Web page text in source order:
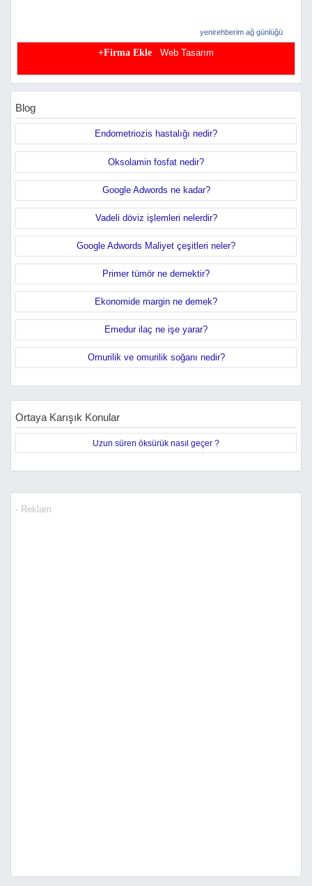
yenirehberim ağ günlüğü
+Firma Ekle | Web Tasarım
Blog
Endometriozis hastalığı nedir?
Oksolamin fosfat nedir?
Google Adwords ne kadar?
Vadeli döviz işlemleri nelerdir?
Google Adwords Maliyet çeşitleri neler?
Primer tümör ne demektir?
Ekonomide margin ne demek?
Emedur ilaç ne işe yarar?
Omurilik ve omurilik soğanı nedir?
Ortaya Karışık Konular
Uzun süren öksürük nasıl geçer ?
- Reklam